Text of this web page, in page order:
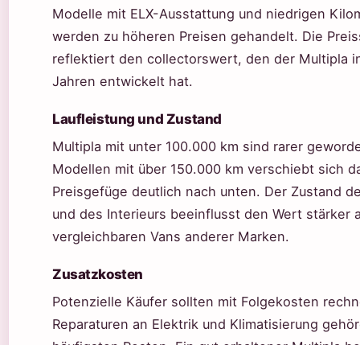
Modelle mit ELX-Ausstattung und niedrigen
werden zu höheren Preisen gehandelt. Die
reflektiert den collectorswert, den der Multipla
Jahren entwickelt hat.
Laufleistung und Zustand
Multipla mit unter 100.000 km sind rarer
Modellen mit über 150.000 km verschiebt sich
Preisgefüge deutlich nach unten. Der Zustand
und des Interieurs beeinflusst den Wert stärker
vergleichbaren Vans anderer Marken.
Zusatzkosten
Potenzielle Käufer sollten mit Folgekosten
Reparaturen an Elektrik und Klimatisierung